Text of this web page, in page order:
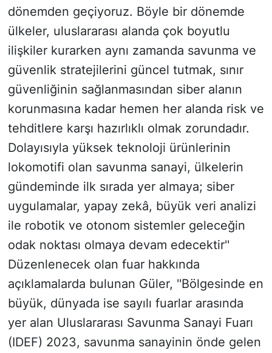
dönemden geçiyoruz. Böyle bir dönemde
ülkeler, uluslararası alanda çok boyutlu
ilişkiler kurarken aynı zamanda savunma ve
güvenlik stratejilerini güncel tutmak, sınır
güvenliğinin sağlanmasından siber alanın
korunmasına kadar hemen her alanda risk ve
tehditlere karşı hazırlıklı olmak zorundadır.
Dolayısıyla yüksek teknoloji ürünlerinin
lokomotifi olan savunma sanayi, ülkelerin
gündeminde ilk sırada yer almaya; siber
uygulamalar, yapay zekâ, büyük veri analizi
ile robotik ve otonom sistemler geleceğin
odak noktası olmaya devam edecektir''
Düzenlenecek olan fuar hakkında
açıklamalarda bulunan Güler, ''Bölgesinde en
büyük, dünyada ise sayılı fuarlar arasında
yer alan Uluslararası Savunma Sanayi Fuarı
(IDEF) 2023, savunma sanayinin önde gelen